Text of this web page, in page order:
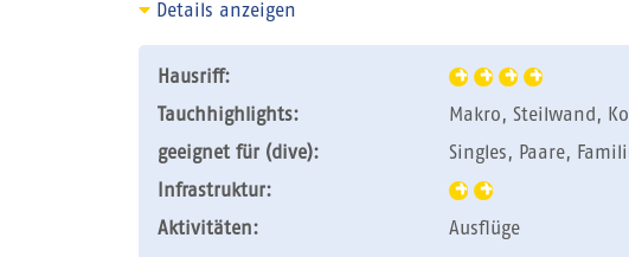
Details anzeigen
Hausriff:
Tauchhighlights:
Makro, Steilwand,
geeignet für (dive):
Singles, Paare,
Infrastruktur:
Aktivitäten:
Ausflüge